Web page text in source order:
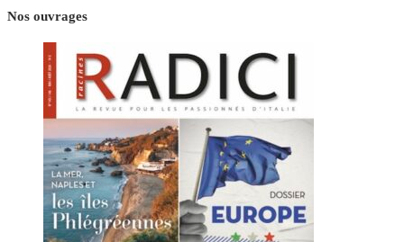
Nos ouvrages